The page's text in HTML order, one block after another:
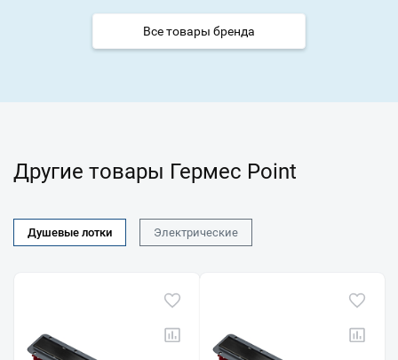
Все товары бренда
Другие товары Гермес Point
Душевые лотки Электрические